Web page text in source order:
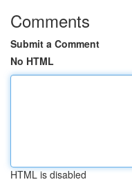
Comments
Submit a Comment
No HTML
HTML is disabled